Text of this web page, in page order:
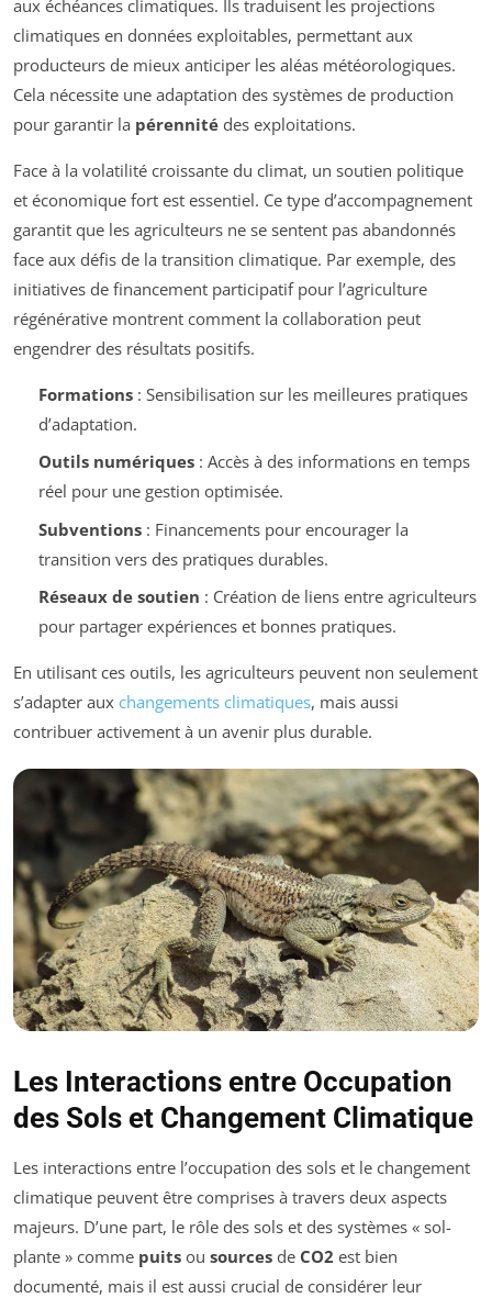
aux échéances climatiques. Ils traduisent les projections
climatiques en données exploitables, permettant aux
producteurs de mieux anticiper les aléas météorologiques.
Cela nécessite une adaptation des systèmes de production
pour garantir la pérennité des exploitations.
Face à la volatilité croissante du climat, un soutien politique
et économique fort est essentiel. Ce type d’accompagnement
garantit que les agriculteurs ne se sentent pas abandonnés
face aux défis de la transition climatique. Par exemple, des
initiatives de financement participatif pour l’agriculture
régénérative montrent comment la collaboration peut
engendrer des résultats positifs.
Formations: Sensibilisation sur les meilleures pratiques
d’adaptation.
Outils numériques: Accès à des informations en temps
réel pour une gestion optimisée.
Subventions: Financements pour encourager la
transition vers des pratiques durables.
Réseaux de soutien : Création de liens entre agriculteurs
pour partager expériences et bonnes pratiques.
En utilisant ces outils, les agriculteurs peuvent non seulement
s’adapter aux changements climatiques, mais aussi
contribuer activement à un avenir plus durable.
Les Interactions entre Occupation
des Sols et Changement Climatique
Les interactions entre l’occupation des sols et le changement
climatique peuvent être comprises à travers deux aspects
majeurs. D’une part, le rôle des sols et des systèmes « sol-
plante » comme puits ou sources de CO2 est bien
documenté, mais il est aussi crucial de considérer leur